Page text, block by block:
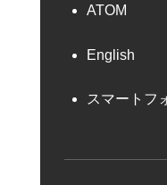
ATOM
English
スマートフ